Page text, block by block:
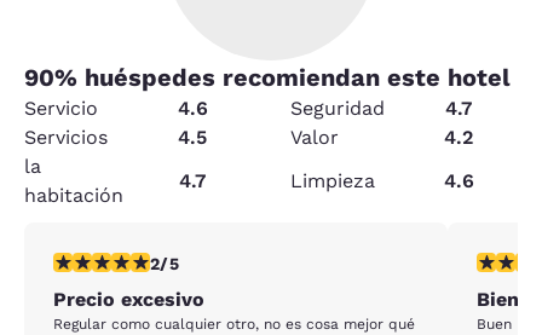
90% huéspedes recomiendan este hotel
Servicio 4.6 Seguridad
4.7
Servicios
4.5 Valor
4.2
la
habitación
4.7 Limpieza 4.6
calificación de 2 estrellas. Feria. 1 reseña
2/5
Precio excesivo
Regular como cualquier otro, no es cosa mejor qué
Bien
Buen